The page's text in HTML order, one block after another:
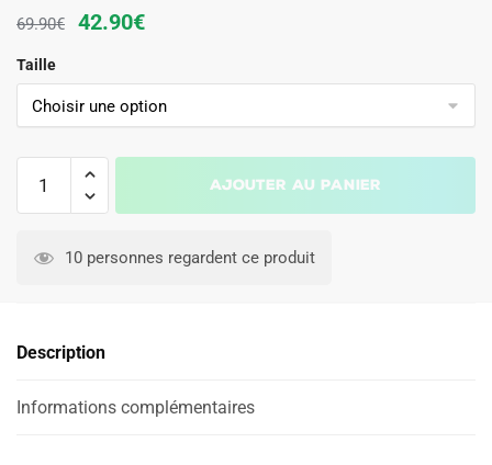
69.90€
Le
initial
était :
42.90€Le
actuel
est :
Taille
EXTERIEUR
2024
Ajouter au panier
10 personnes regardent ce produit
Description
Informations complémentaires